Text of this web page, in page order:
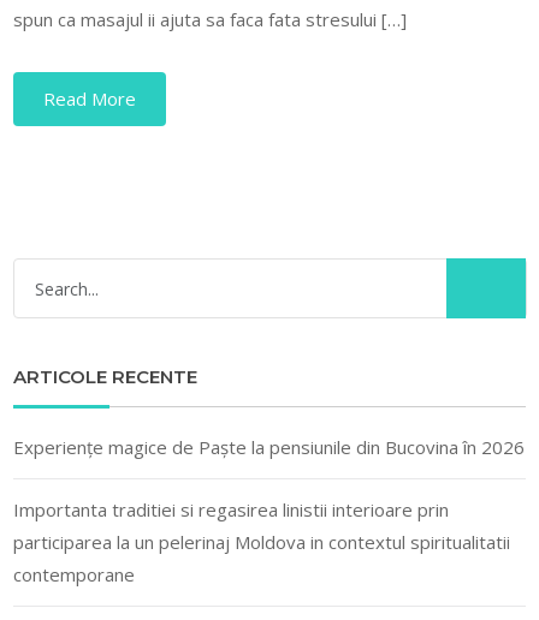
spun ca masajul ii ajuta sa faca fata stresului […]
Read More
ARTICOLE RECENTE
Experiențe magice de Paște la pensiunile din Bucovina în 2026
Importanta traditiei si regasirea linistii interioare prin
participarea la un pelerinaj Moldova in contextul spiritualitatii
contemporane